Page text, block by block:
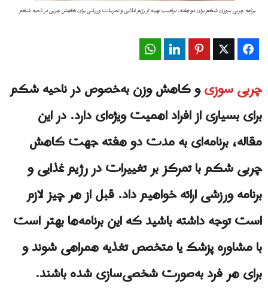
برنامه چربی سوزی شکم برای دو هفته: ترکیب بهینه از رژیم غذایی و تمرینات ورزشی برای کاهش چربی در ناحیه شکم
Facebook
Twitter
Pinterest
LinkedIn
چربی سوزیو کاهش وزن به‌خصوص در ناحیه شکم
برای بسیاری از افراد اهمیت ویژه‌ای دارد. در این
مقاله، برنامه‌ای به مدت دو هفته جهت کاهش
چربی شکم با تمرکز بر تغییرات در رژیم غذایی و
برنامه ورزشی ارائه خواهیم داد. قبل از هر چیز لازم
است توجه داشته باشید که این برنامه‌ها بهتر است
با مشاوره پزشک یا متخصص تغذیه همراهی شوند و
برای هر فرد به‌صورت شخصی‌سازی شده باشند.